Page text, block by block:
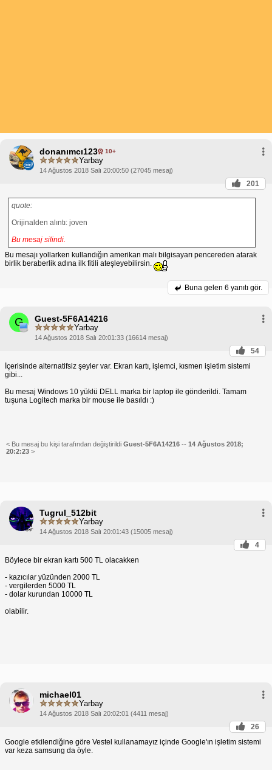
donanımcı123 10+
Yarbay
14 Ağustos 2018 Salı 20:00:50 (27045 mesaj)
201
quote:
Orijinalden alıntı: joven
Bu mesaj silindi.
Bu mesajı yollarken kullandığın amerikan malı bilgisayarı pencereden atarak
birlik beraberlik adına ilk fitili ateşleyebilirsin.
Buna gelen 6 yanıtı gör.
G Guest-5F6A14216
Yarbay
14 Ağustos 2018 Salı 20:01:33 (16614 mesaj)
54
İçerisinde alternatifsiz şeyler var. Ekran kartı, işlemci, kısmen işletim sistemi
gibi...
Bu mesaj Windows 10 yüklü DELL marka bir laptop ile gönderildi. Tamam
tuşuna Logitech marka bir mouse ile basıldı :)
< Bu mesaj bu kişi tarafından değiştirildi Guest-5F6A14216 -- 14 Ağustos 2018;
20:2:23 >
Tugrul_512bit
Yarbay
14 Ağustos 2018 Salı 20:01:43 (15005 mesaj)
4
Böylece bir ekran kartı 500 TL olacakken
- kazıcılar yüzünden 2000 TL
- vergilerden 5000 TL
- dolar kurundan 10000 TL
olabilir.
michael01
Yarbay
14 Ağustos 2018 Salı 20:02:01 (4411 mesaj)
26
Google etkilendiğine göre Vestel kullanamayız içinde Google'ın işletim sistemi
var keza samsung da öyle.